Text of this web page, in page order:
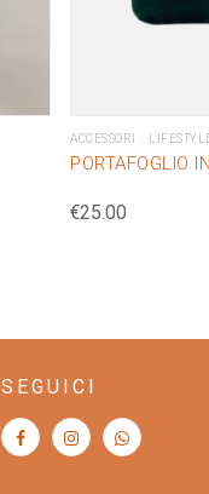
ACCESSORI
PORTAFOGLIO
€25.00
SEGUICI